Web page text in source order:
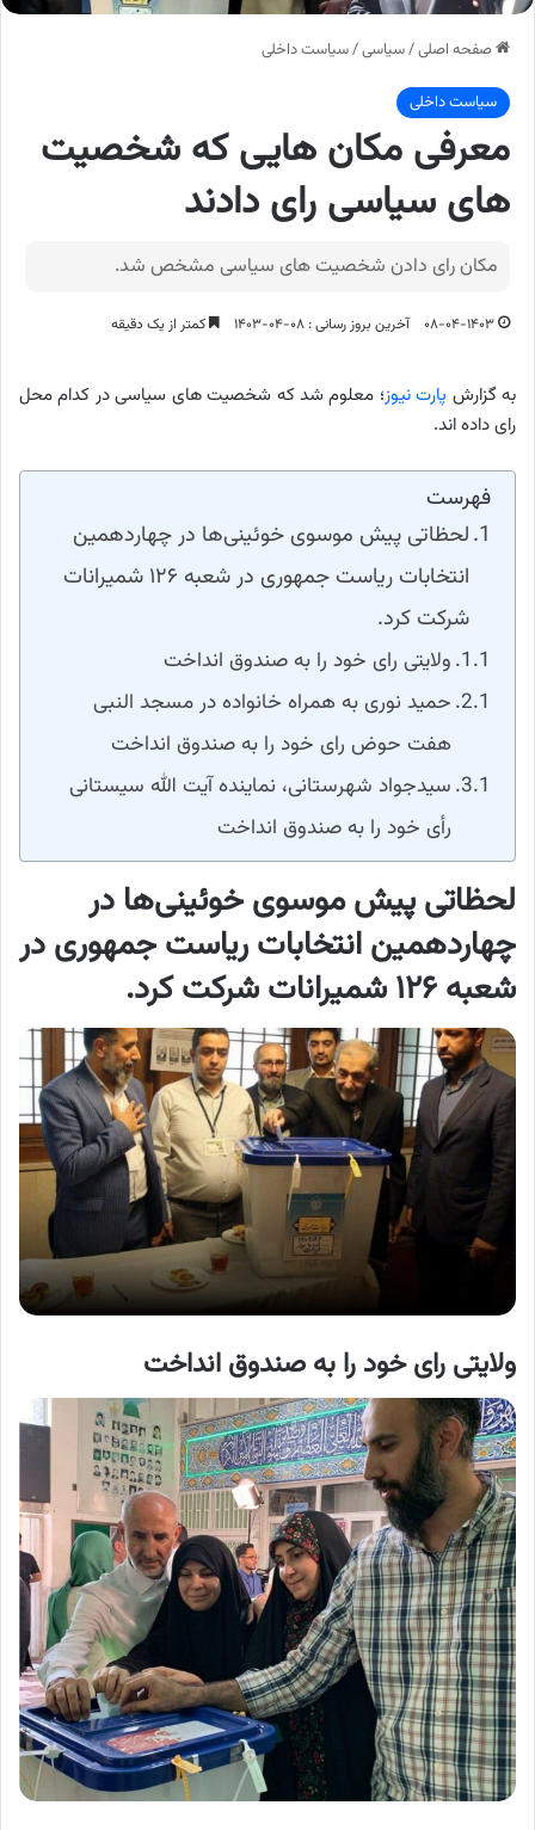
صفحه اصلی/سیاسی/سیاست داخلی
سیاست داخلی
معرفی مکان هایی که شخصیت
های سیاسی رای دادند
مکان رای دادن شخصیت های سیاسی مشخص شد.
۰۸-۰۴-۱۴۰۳ آخرین بروز رسانی : ۰۸-۰۴-۱۴۰۳ کمتر از یک دقیقه
به گزارش پارت نیوز؛ معلوم شد که شخصیت های سیاسی در کدام محل
رای داده اند.
فهرست
لحظاتی پیش موسوی خوئینی‌ها در چهاردهمین
انتخابات ریاست جمهوری در شعبه ۱۲۶ شمیرانات
شرکت کرد.
ولایتی رای خود را به صندوق انداخت​
حمید نوری به همراه خانواده در مسجد النبی
هفت حوض رای خود را به صندوق انداخت​
سیدجواد شهرستانی، نماینده آیت الله سیستانی
رأی خود را به صندوق انداخت
لحظاتی پیشموسوی خوئینی‌ها در
چهاردهمین انتخابات ریاست جمهوری در
شعبه ۱۲۶ شمیرانات شرکت کرد.
ولایتی رای خود را به صندوق انداخت​